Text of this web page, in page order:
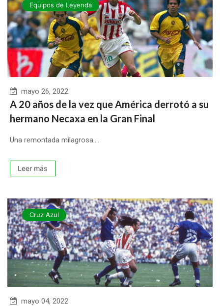
Equipos de Leyenda
mayo 26, 2022
A 20 años de la vez que América derrotó a su
hermano Necaxa en la Gran Final
Una remontada milagrosa....
Leer más
Cruz Azul
mayo 04, 2022